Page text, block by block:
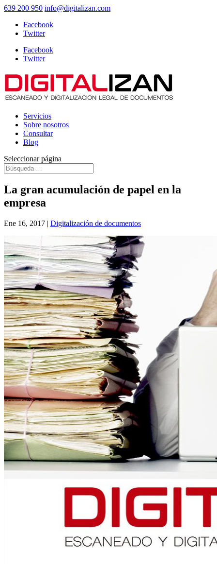
639 200 950 info@digitalizan.com
Facebook
Twitter
Facebook
Twitter
Servicios
Sobre nosotros
Consultar
Blog
Seleccionar página
La gran acumulación de papel en la
empresa
Ene 16, 2017 | Digitalización de documentos